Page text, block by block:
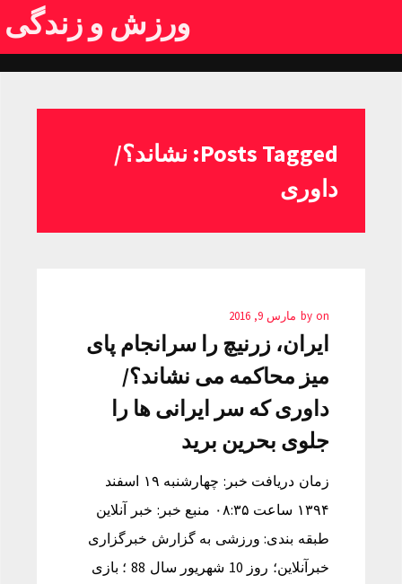
ورزش و زندگی
Posts Tagged: نشاند؟/
داوری
by on مارس 9, 2016
ایران، زرنیچ را سرانجام پای
میز محاکمه می نشاند؟/
داوری که سر ایرانی ها را
جلوی بحرین برید
زمان دریافت خبر: چهارشنبه ۱۹ اسفند
۱۳۹۴ ساعت ۰۸:۳۵ منبع خبر: خبر آنلاین
طبقه بندی: ورزشی به گزارش خبرگزاری
خبرآنلاین؛ روز 10 شهریور سال 88 ؛ بازی